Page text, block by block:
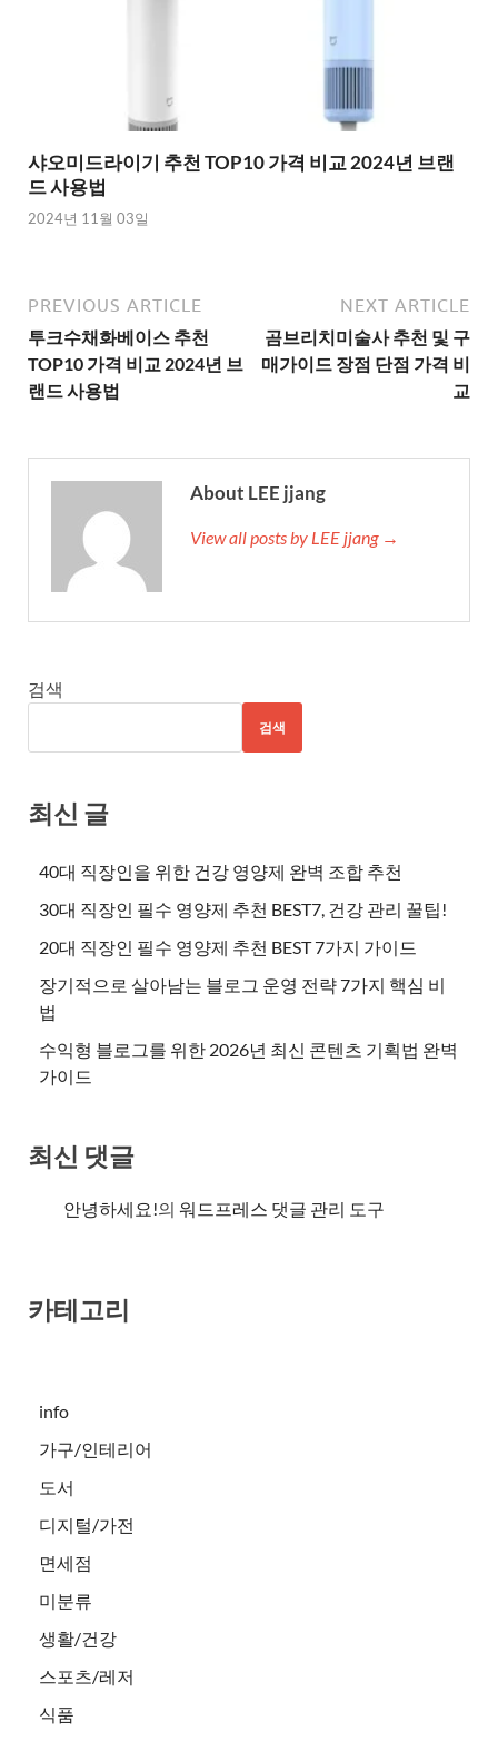
샤오미드라이기 추천 TOP10 가격 비교 2024년 브랜
드 사용법
2024년 11월 03일
PREVIOUS ARTICLE
투크수채화베이스 추천
TOP10 가격 비교 2024년 브
랜드 사용법
NEXT ARTICLE
곰브리치미술사 추천 및 구
매가이드 장점 단점 가격 비
교
About LEE jjang
View all posts by LEE jjang →
검색
검색
최신 글
40대 직장인을 위한 건강 영양제 완벽 조합 추천
30대 직장인 필수 영양제 추천 BEST7, 건강 관리 꿀팁!
20대 직장인 필수 영양제 추천 BEST 7가지 가이드
장기적으로 살아남는 블로그 운영 전략 7가지 핵심 비
법
수익형 블로그를 위한 2026년 최신 콘텐츠 기획법 완벽
가이드
최신 댓글
안녕하세요!의 워드프레스 댓글 관리 도구
카테고리
info
가구/인테리어
도서
디지털/가전
면세점
미분류
생활/건강
스포츠/레저
식품